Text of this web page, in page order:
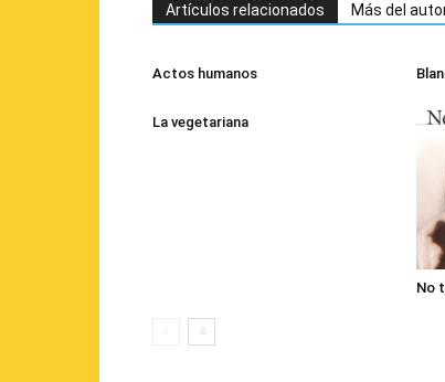
Artículos relacionados Más del
Actos humanos
La vegetariana
No